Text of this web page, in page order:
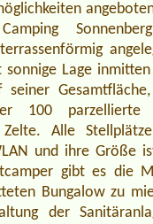
sonnige Lage
seiner
100 parzellierte
Alle
und ihre Größe
gibt es die
Bungalow zu
der